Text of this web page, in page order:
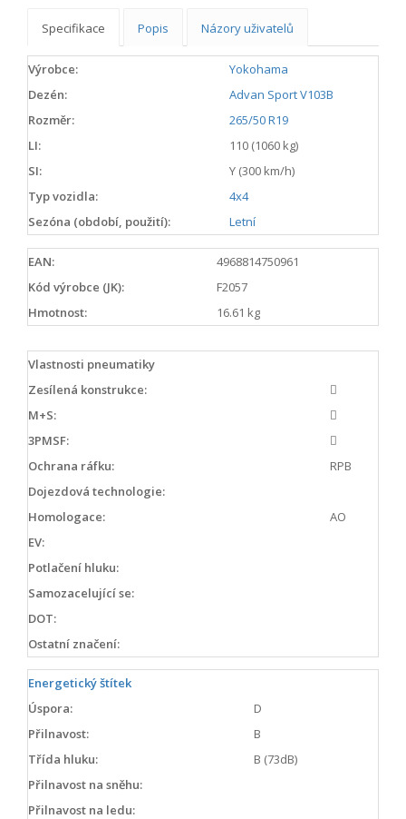
Specifikace Popis Názory uživatelů
Výrobce:
Yokohama
Dezén:
Advan Sport V103B
Rozměr:
265/50 R19
LI:
110 (1060 kg)
SI:
Y (300 km/h)
Typ vozidla:
4x4
Sezóna (období, použití):
Letní
EAN:
4968814750961
Kód výrobce (JK):
F2057
Hmotnost:
16.61 kg
Vlastnosti pneumatiky
Zesílená konstrukce:
M+S:
3PMSF:
Ochrana ráfku:
RPB
Dojezdová technologie:
Homologace:
AO
EV:
Potlačení hluku:
Samozacelující se:
DOT:
Ostatní značení:
Energetický štítek
Úspora:
D
Přilnavost:
B
Třída hluku:
B (73dB)
Přilnavost na sněhu:
Přilnavost na ledu: